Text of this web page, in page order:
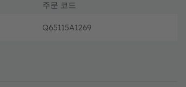
주문 코드
Q65115A1269